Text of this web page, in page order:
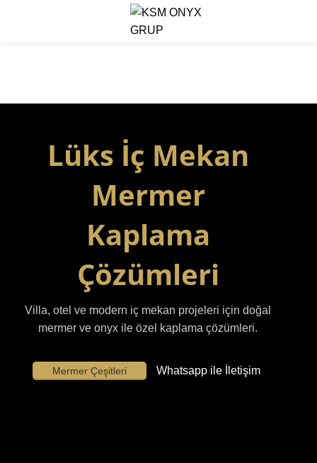
Lüks İç Mekan
Mermer
Kaplama
Çözümleri
Villa, otel ve modern iç mekan projeleri için doğal
mermer ve onyx ile özel kaplama çözümleri.
Mermer Çeşitleri Whatsapp ile İletişim